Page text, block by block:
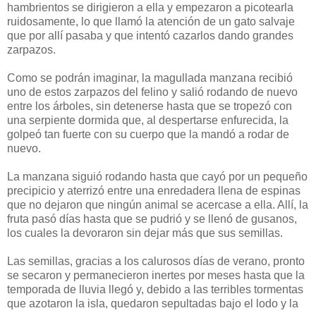
hambrientos se dirigieron a ella y empezaron a picotearla
ruidosamente, lo que llamó la atención de un gato salvaje
que por allí pasaba y que intentó cazarlos dando grandes
zarpazos.
Como se podrán imaginar, la magullada manzana recibió
uno de estos zarpazos del felino y salió rodando de nuevo
entre los árboles, sin detenerse hasta que se tropezó con
una serpiente dormida que, al despertarse enfurecida, la
golpeó tan fuerte con su cuerpo que la mandó a rodar de
nuevo.
La manzana siguió rodando hasta que cayó por un pequeño
precipicio y aterrizó entre una enredadera llena de espinas
que no dejaron que ningún animal se acercase a ella. Allí, la
fruta pasó días hasta que se pudrió y se llenó de gusanos,
los cuales la devoraron sin dejar más que sus semillas.
Las semillas, gracias a los calurosos días de verano, pronto
se secaron y permanecieron inertes por meses hasta que la
temporada de lluvia llegó y, debido a las terribles tormentas
que azotaron la isla, quedaron sepultadas bajo el lodo y la